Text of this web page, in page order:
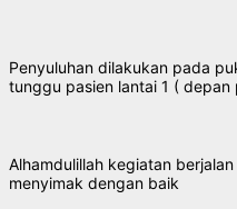
Penyuluhan dilakukan pada
tunggu pasien lantai 1 ( depan
Alhamdulillah kegiatan
menyimak dengan baik